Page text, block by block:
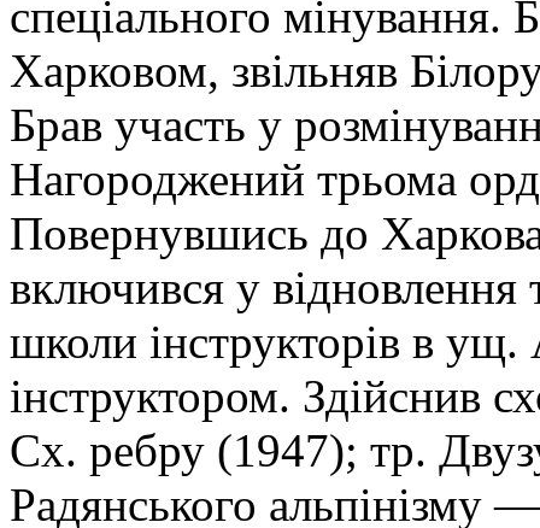
спеціального мінування.
Харковом, звільняв
Брав участь у
Нагороджений трьома
Повернувшись до Харкова
включився у відновлення
школи інструкторів в ущ.
інструктором. Здійснив
Сх. ребру (1947); тр.
Радянського